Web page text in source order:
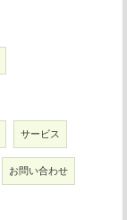
サービス
お問い合わせ